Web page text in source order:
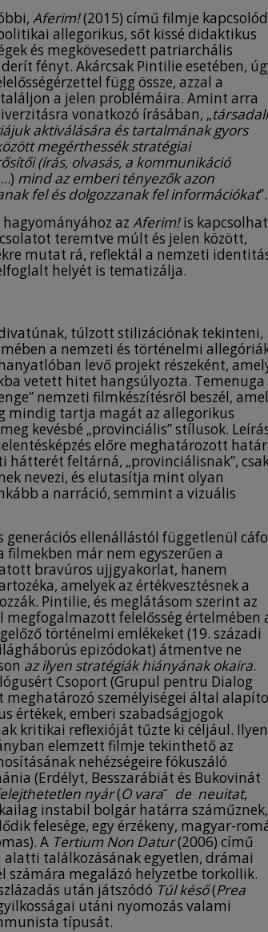
allegories as expressions of social
the transient nature of values. They
the tension between an external
image of Romania, the aspiration
Europe” to connect with the
cultural tradition, in a complex
of a “self othering” process.
also argues that, contrary to the
criticism, this generalizing, allegorical
can be also detected in some of the
the generation of filmmakers
the New Romanian Cinema, for
Aferim!(2015) című filmje
allegorikus, sőt kissé didaktikus
és megkövesedett patriarchális
fényt. Akárcsak Pintilie esetében,
függ össze, azzal a
a jelen problémáira. Amint arra
vonatkozó írásában, „
aktiválására és tartalmának gyors
megérthessék stratégiai
(írás, olvasás, a kommunikáció
mind az emberi tényezők azon
fel és dolgozzanak fel információkat
az Aferim!is
teremtve múlt és jelen között,
mutat rá, reflektál a nemzeti
helyét is tematizálja.
túlzott stilizációnak tekinteni,
a nemzeti és történelmi
levő projekt részeként,
vetett hitet hangsúlyozta. Temenuga
nemzeti filmkészítésről beszél,
mindig tartja magát az allegorikus
kevésbé „provinciális” stílusok.
előre meghatározott
hátterét feltárná, „provinciálisnak”,
nevezi, és elutasítja mint olyan
a narráció, semmint a vizuális
ellenállástól függetlenül
filmekben már nem egyszerűen a
bravúros ujjgyakorlat, hanem
amelyek az értékvesztésnek a
Pintilie, és meglátásom szerint az
megfogalmazott felelősség értelmében
történelmi emlékeket (19. századi
epizódokat) átmentve ne
az ilyen stratégiák hiányának okaira.
Csoport (Grupul pentru Dialog
meghatározó személyiségei által
értékek, emberi szabadságjogok
kritikai reflexióját tűzte ki céljául. Ilyen
elemzett filmje tekinthető az
nehézségeire fókuszáló
(Erdélyt, Besszarábiát és Bukovinát
nyár(O vara˘ de neuitat,
instabil bolgár határra száműznek,
felesége, egy érzékeny, magyar-
A TertiumNon Datur(2006) című
találkozásának egyetlen, drámai
számára megalázó helyzetbe torkollik.
után játszódó Túl késő(Prea
utáni nyomozás valami
típusát.